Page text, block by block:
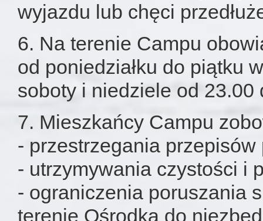
wyjazdu lub chęci
6. Na terenie Campu
od poniedziałku do piątku
soboty i niedziele od 23.00
7. Mieszkańcy Campu
- przestrzegania
- utrzymywania czystości i
- ograniczenia poruszania
terenie Ośrodka do